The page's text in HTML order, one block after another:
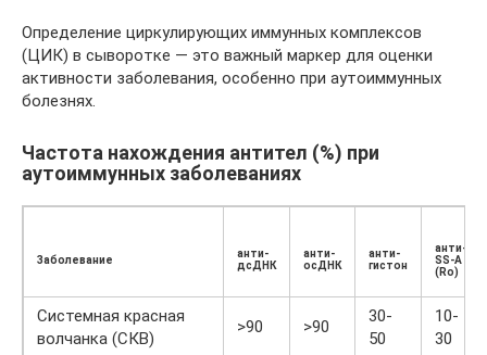
Определение циркулирующих иммунных комплексов
(ЦИК) в сыворотке — это важный маркер для оценки
активности заболевания, особенно при аутоиммунных
болезнях.
Частота нахождения антител (%) при
аутоиммунных заболеваниях
Заболевание
анти-
дсДНК
анти-
осДНК
анти-
гистон
анти-
SS-A
(Ro)
Системная красная
волчанка (СКВ)
>90 >90
30-
50
10-
30